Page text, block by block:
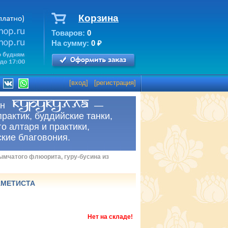
Корзина
Товаров: 0
На сумму: 0 ₽
[вход] [регистрация]
магазин —
буддийские танки,
алтаря и практики,
благовония.
флюорита, гуру-бусина из
Нет на складе!